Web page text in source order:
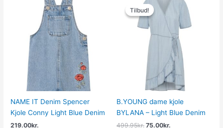
NAME IT Denim Spencer
Kjole Conny Light Blue Denim
219.00kr.
Tilbud!
Tilbud!
B.YOUNG dame kjole
BYLANA – Light Blue Denim
499.95kr.
oprindelige
pris
var:
499.95kr..
75.00kr.
aktuelle
75.00kr..